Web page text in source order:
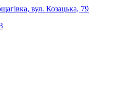
вул. Козацька, 79